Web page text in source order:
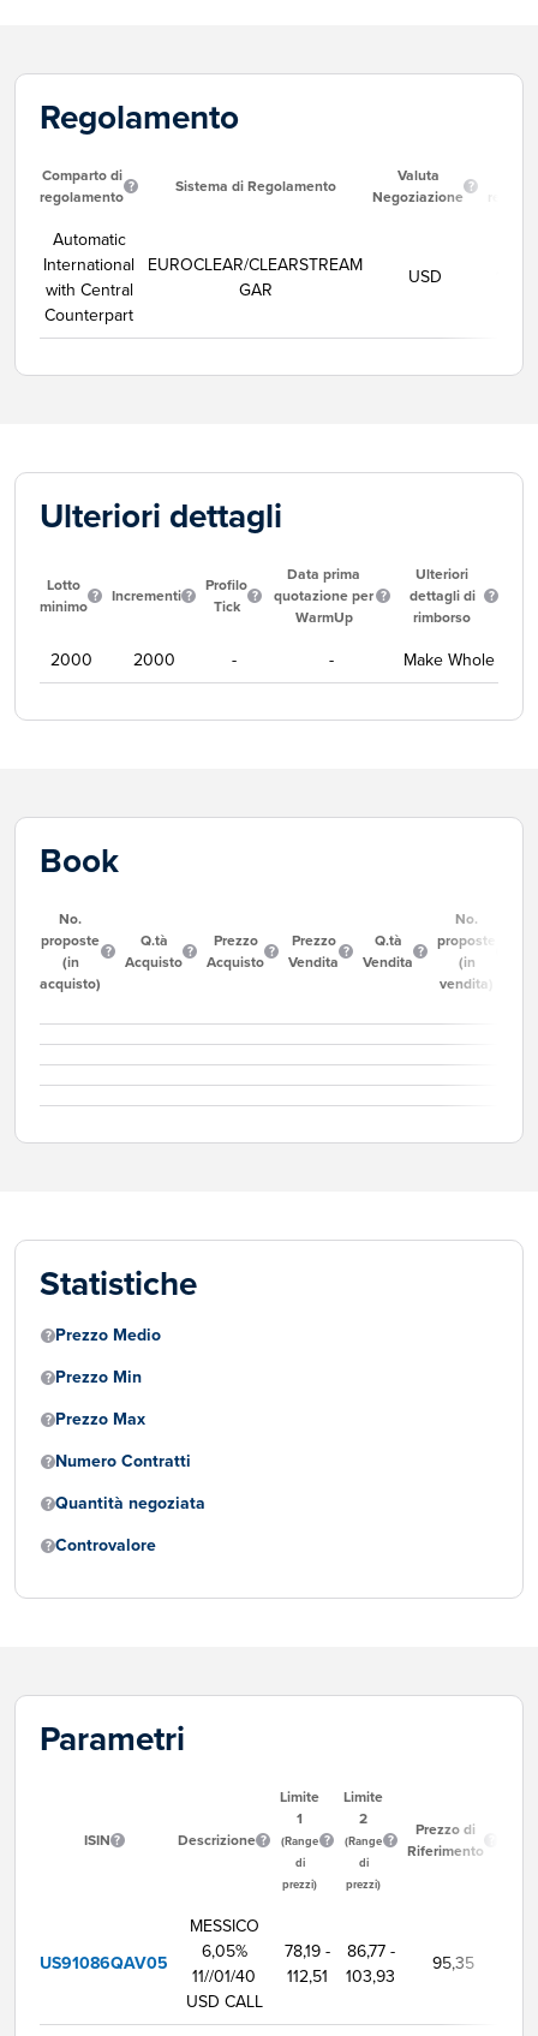
Regolamento
Comparto di
regolamento
Sistema di Regolamento
Valuta
Negoziazione
Automatic
International
with Central
Counterpart
EUROCLEAR/CLEARSTREAM
GAR
USD
Ulteriori dettagli
Lotto
minimo
Incrementi
Profilo
Tick
Data prima
quotazione per
WarmUp
Ulteriori
dettagli di
rimborso
2000 2000 - - Make Whole
Book
No.
proposte
(in
acquisto)
Q.tà
Acquisto
Prezzo
Acquisto
Prezzo
Vendita
Q.tà
Vendita
No.
proposte
(in
vendita)
Statistiche
Prezzo Medio
Prezzo Min
Prezzo Max
Numero Contratti
Quantità negoziata
Controvalore
Parametri
ISIN Descrizione
Limite
1
(Range
di
prezzi)
Limite
2
(Range
di
prezzi)
Prezzo di
Riferimento
US91086QAV05
MESSICO
6,05%
11//01/40
USD CALL
78,19 -
112,51
86,77 -
103,93
95,35